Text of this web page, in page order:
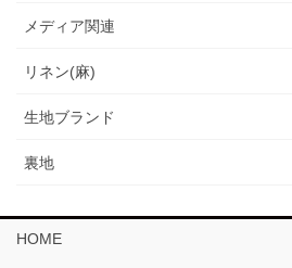
メディア関連
リネン(麻)
生地ブランド
裏地
HOME